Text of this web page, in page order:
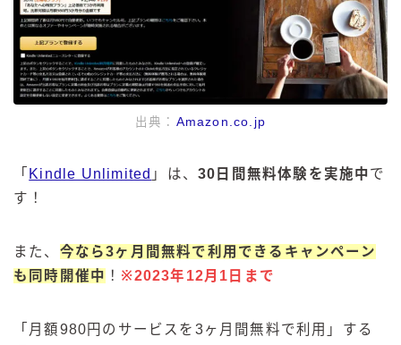
出典： Amazon.co.jp
「 Kindle Unlimited 」は、30日間無料体験を実施中で
す！
また、 今なら3ヶ月間無料で利用できるキャンペーン
も同時開催中 ！ ※2023年12月1日まで
「月額980円のサービスを3ヶ月間無料で利用」する